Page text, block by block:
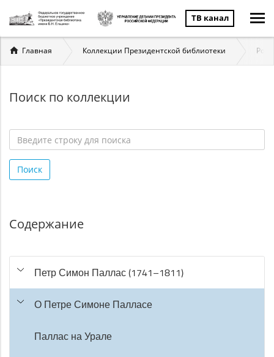
ТВ канал
Вы
здесь
Главная Коллекции Президентской библиотеки
Поиск по коллекции
строку
для
Поиск
Содержание
Петр Симон Паллас (1741–1811)
О Петре Симоне Палласе
Паллас на Урале